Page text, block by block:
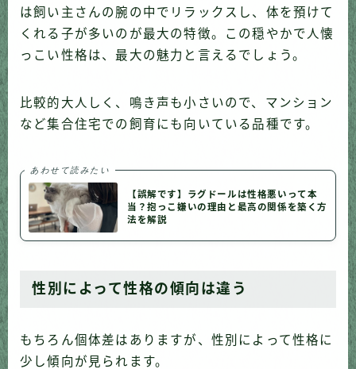
は飼い主さんの腕の中でリラックスし、体を預けて
くれる子が多いのが最大の特徴。この穏やかで人懐
っこい性格は、最大の魅力と言えるでしょう。
比較的大人しく、鳴き声も小さいので、マンション
など集合住宅での飼育にも向いている品種です。
あわせて読みたい
【誤解です】ラグドールは性格悪いって本
当？抱っこ嫌いの理由と最高の関係を築く方
法を解説
性別によって性格の傾向は違う
もちろん個体差はありますが、性別によって性格に
少し傾向が見られます。